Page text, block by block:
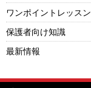
ワンポイントレッスン
保護者向け知識
最新情報